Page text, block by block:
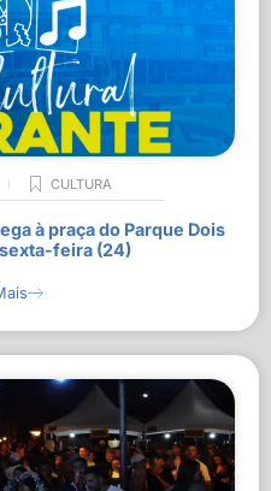
CULTURA
à praça do Parque Dois
feira (24)